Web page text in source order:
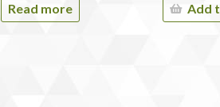
Read more Add